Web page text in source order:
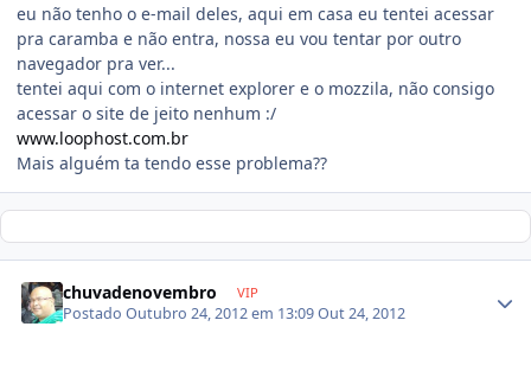
eu não tenho o e-mail deles, aqui em casa eu tentei acessar
pra caramba e não entra, nossa eu vou tentar por outro
navegador pra ver...
tentei aqui com o internet explorer e o mozzila, não consigo
acessar o site de jeito nenhum :/
www.loophost.com.br
Mais alguém ta tendo esse problema??
chuvadenovembro VIP
PostadoOutubro 24, 2012 em 13:09Out 24, 2012